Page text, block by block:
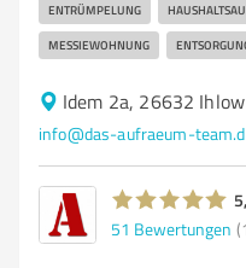
ENTRÜMPELUNG
MESSIEWOHNUNG
Idem 2a, 26632 Ihlow
info@das-aufraeum-
51 Bewertungen